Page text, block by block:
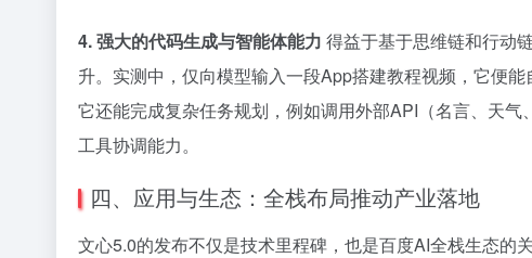
4. 强大的代码生成与智能体能力 得益于基于思维链和行动
升。实测中，仅向模型输入一段App搭建教程视频，它便
它还能完成复杂任务规划，例如调用外部API（名言、天
工具协调能力。
四、应用与生态：全栈布局推动产业落地
文心5.0的发布不仅是技术里程碑，也是百度AI全栈生态的